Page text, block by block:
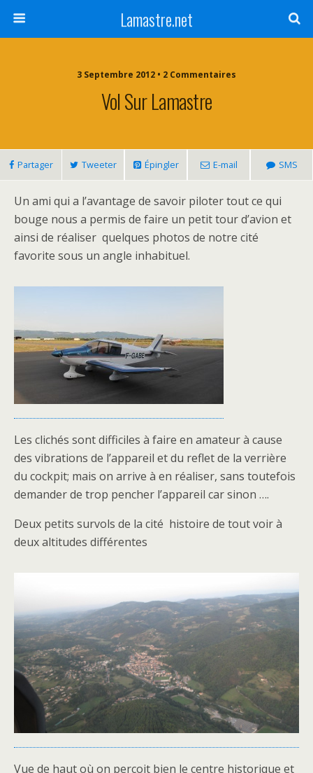
Lamastre.net
3 Septembre 2012 • 2 Commentaires
Vol Sur Lamastre
Partager Tweeter Épingler E-mail SMS
Un ami qui a l’avantage de savoir piloter tout ce qui
bouge nous a permis de faire un petit tour d’avion et
ainsi de réaliser quelques photos de notre cité
favorite sous un angle inhabituel.
Les clichés sont difficiles à faire en amateur à cause
des vibrations de l’appareil et du reflet de la verrière
du cockpit; mais on arrive à en réaliser, sans toutefois
demander de trop pencher l’appareil car sinon ….
Deux petits survols de la cité histoire de tout voir à
deux altitudes différentes
Vue de haut où on perçoit bien le centre historique et